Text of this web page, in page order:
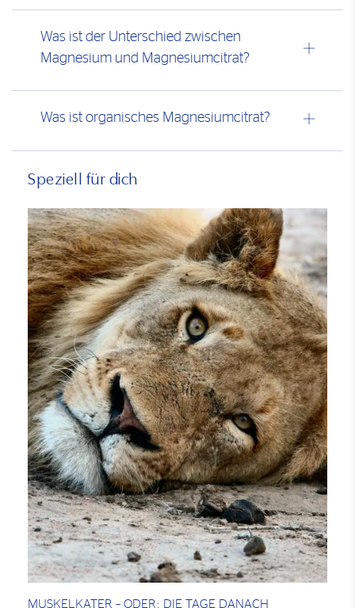
Was ist der Unterschied zwischen
Magnesium und Magnesiumcitrat?
Was ist organisches Magnesiumcitrat?
Speziell für dich
MUSKELKATER – ODER: DIE TAGE DANACH